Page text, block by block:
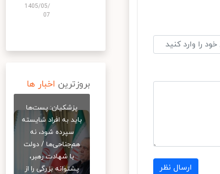
ارسال نظر
1405/05/
07
بروزترین اخبار ها
پزشکیان: پست‌ها
باید به افراد شایسته
سپرده شود، نه
هم‌جناحی‌ها / دولت
با شهادت رهبر،
پشتوانه بزرگی را از